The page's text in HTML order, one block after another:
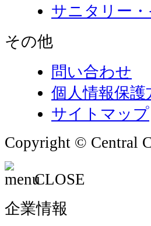
サニタリー
その他
問い合わせ
個人情報保護
サイトマップ
Copyright © Central
CLOSE
企業情報